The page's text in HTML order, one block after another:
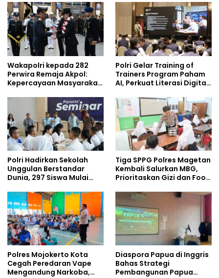
Umrah
Policing Masuki Babak
Wakapolri kepada 282
Perwira Remaja Akpol:
Kepercayaan Masyarakat
Polri Gelar Training of
Trainers Program Paham
AI, Perkuat Literasi Digital
Polri Hadirkan Sekolah
Unggulan Berstandar
Dunia, 297 Siswa Mulai
Tiga SPPG Polres Magetan
Kembali Salurkan MBG,
Prioritaskan Gizi dan Food
Polres Mojokerto Kota
Cegah Peredaran Vape
Mengandung Narkoba,
Diaspora Papua di Inggris
Bahas Strategi
Pembangunan Papua